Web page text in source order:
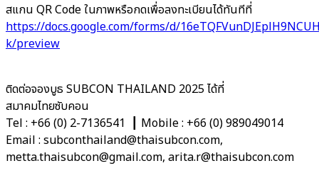
สแกน QR Code ในภาพหรือกดเพื่อลงทะเบียนได้ทันทีที่
https://docs.google.com/forms/d/
k/preview
ติดต่อจองบูธ SUBCON THAILAND 2025 ได้ที่
สมาคมไทยซับคอน
Tel : +66 (0) 2-7136541 ┃ Mobile : +66 (0) 989049014
Email : subconthailand@thaisubcon.com,
metta.thaisubcon@gmail.com, arita.r@thaisubcon.com